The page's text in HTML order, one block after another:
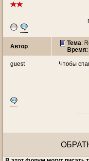
Автор Тема:
Время:
guest Чтобы